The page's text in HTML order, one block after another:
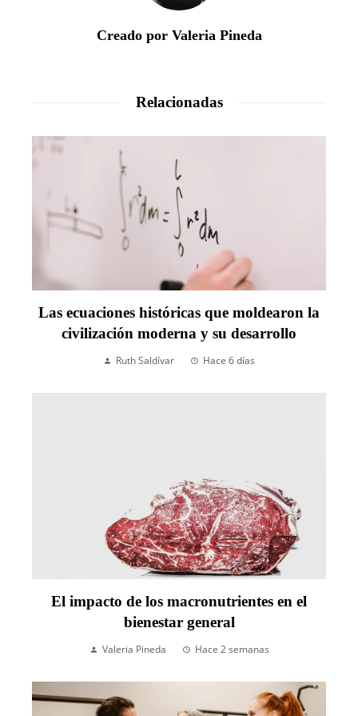
Creado por Valeria Pineda
Relacionadas
Las ecuaciones históricas que moldearon la
civilización moderna y su desarrollo
Ruth Saldívar Hace 6 días
El impacto de los macronutrientes en el
bienestar general
Valeria Pineda Hace 2 semanas